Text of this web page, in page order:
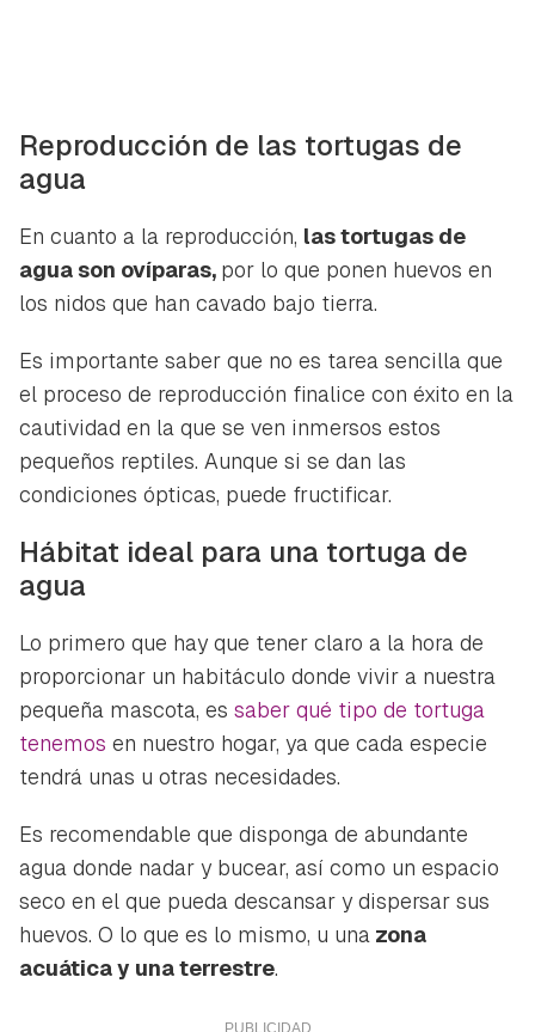
Reproducción de las tortugas de
agua
En cuanto a la reproducción, las tortugas de
agua son ovíparas, por lo que ponen huevos en
los nidos que han cavado bajo tierra.
Es importante saber que no es tarea sencilla que
el proceso de reproducción finalice con éxito en la
cautividad en la que se ven inmersos estos
pequeños reptiles. Aunque si se dan las
condiciones ópticas, puede fructificar.
Hábitat ideal para una tortuga de
agua
Lo primero que hay que tener claro a la hora de
proporcionar un habitáculo donde vivir a nuestra
pequeña mascota, es saber qué tipo de tortuga
tenemos en nuestro hogar, ya que cada especie
tendrá unas u otras necesidades.
Es recomendable que disponga de abundante
agua donde nadar y bucear, así como un espacio
seco en el que pueda descansar y dispersar sus
huevos. O lo que es lo mismo, u una zona
acuática y una terrestre.